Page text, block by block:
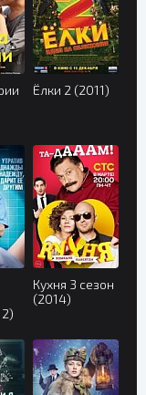
Ёлки 2 (2011)
Кухня 3 сезон
(2014)